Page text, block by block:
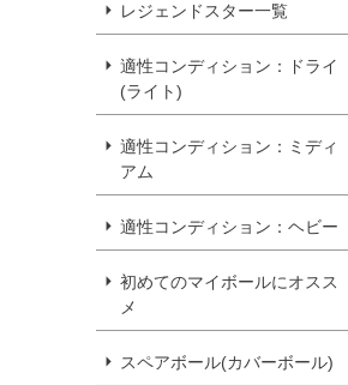
レジェンドスター一覧
適性コンディション：ドライ
(ライト)
適性コンディション：ミディ
アム
適性コンディション：ヘビー
初めてのマイボールにオスス
メ
スペアボール(カバーボール)